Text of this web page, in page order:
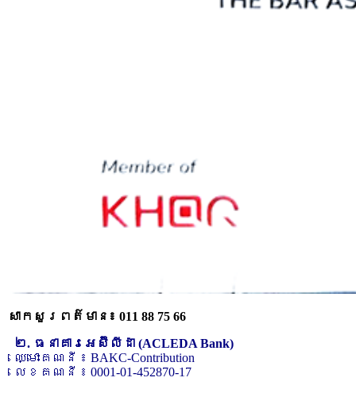
សាកសួរពត៌មាន៖ 011 88 75 66
២. ធនាគារអេស៊ីលីដា (ACLEDA Bank)
ឈ្មោះគណនី ៖ BAKC-Contribution
លេខគណនី ៖ 0001-01-452870-17